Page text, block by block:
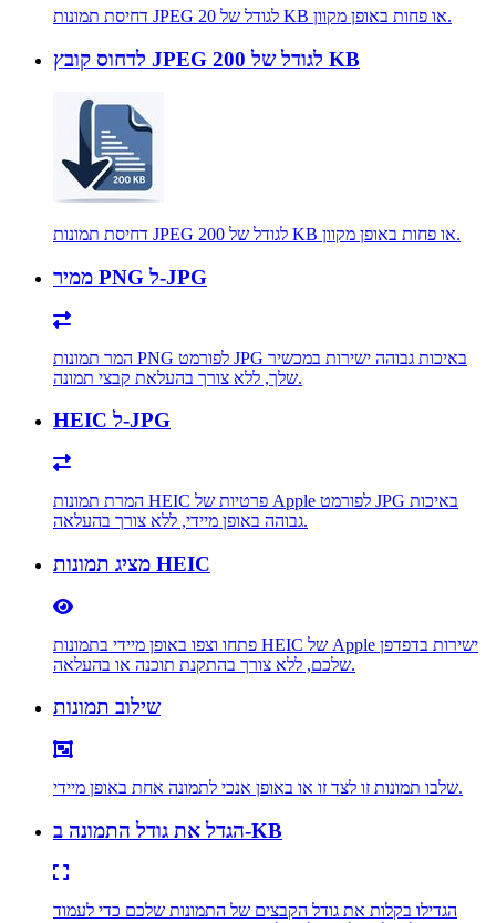
דחיסת תמונות JPEG לגודל של 20 KB או פחות באופן מקוון.
לדחוס קובץ JPEG לגודל של 200 KB
דחיסת תמונות JPEG לגודל של 200 KB או פחות באופן מקוון.
ממיר PNG ל-JPG
המר תמונות PNG לפורמט JPG באיכות גבוהה ישירות במכשיר
שלך, ללא צורך בהעלאת קבצי תמונה.
HEIC ל-JPG
המרת תמונות HEIC פרטיות של Apple לפורמט JPG באיכות
גבוהה באופן מיידי, ללא צורך בהעלאה.
מציג תמונות HEIC
פתחו וצפו באופן מיידי בתמונות HEIC של Apple ישירות בדפדפן
שלכם, ללא צורך בהתקנת תוכנה או בהעלאה.
שילוב תמונות
שלבו תמונות זו לצד זו או באופן אנכי לתמונה אחת באופן מיידי.
הגדל את גודל התמונה ב-KB
הגדילו בקלות את גודל הקבצים של התמונות שלכם כדי לעמוד